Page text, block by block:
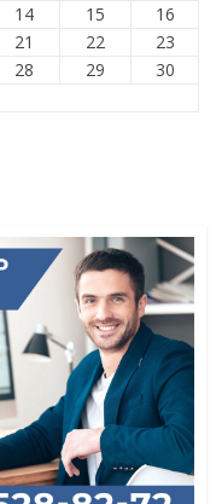
14 15
16
21 22
23
28 29
30